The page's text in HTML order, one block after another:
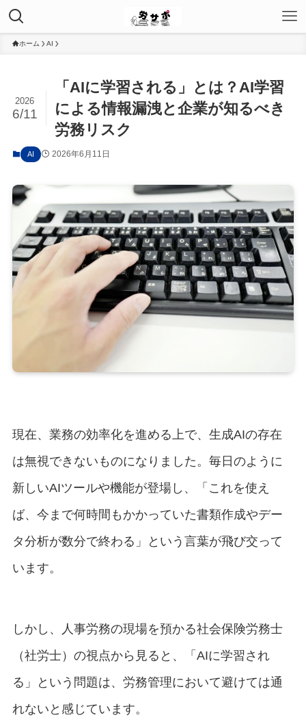
ホーム AI
「AIに学習される」とは？AI学習
による情報漏洩と企業が知るべき
労務リスク
2026
6/11
AI 2026年6月11日
現在、業務の効率化を進める上で、生成AIの存在
は無視できないものになりました。毎日のように
新しいAIツールや機能が登場し、「これを使え
ば、今まで何時間もかかっていた書類作成やデー
タ分析が数分で終わる」という言葉が飛び交って
います。
しかし、人事労務の現場を預かる社会保険労務士
（社労士）の視点から見ると、「AIに学習され
る」という問題は、労務管理において避けては通
れないと感じています。